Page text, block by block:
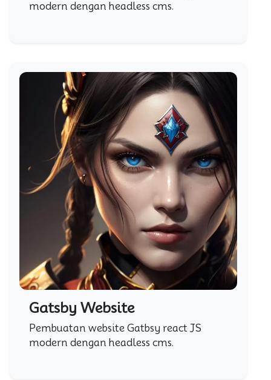
modern dengan headless cms.
Gatsby Website
Pembuatan website Gatbsy react JS
modern dengan headless cms.